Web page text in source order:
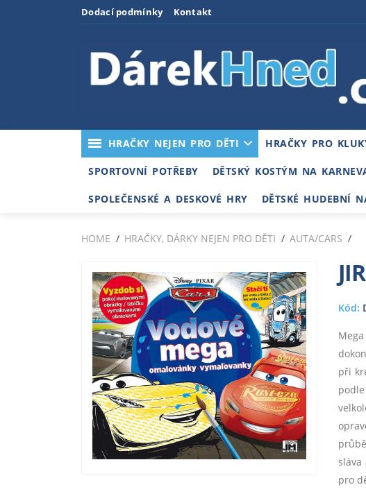
Dodací podmínky Kontakt
HRAČKY NEJEN PRO DĚTI HRAČKY PRO
SPORTOVNÍ POTŘEBY DĚTSKÝ KOSTÝM NA
SPOLEČENSKÉ A DESKOVÉ HRY DĚTSKÉ HUDEBNÍ
HOME HRAČKY, DÁRKY NEJEN PRO DĚTI AUTA/CARS
Kód:
při
pro